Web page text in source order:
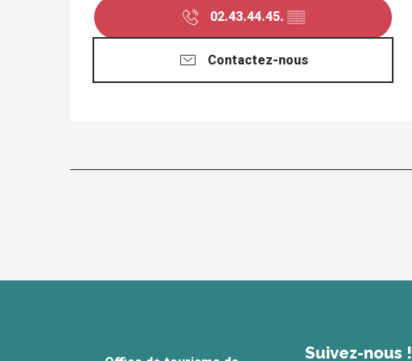
02.43.44.45. ▒▒
Contactez-nous
Suivez-nous !